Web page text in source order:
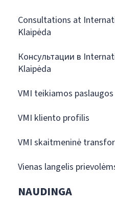
Consultations at
Klaipėda
Консультации в
Klaipėda
VMI teikiamos paslaugos
VMI kliento profilis
VMI skaitmeninė
Vienas langelis
NAUDINGA